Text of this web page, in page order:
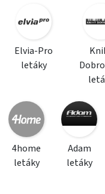
Elvia-Pro
letáky
4home
letáky
Adam
letáky